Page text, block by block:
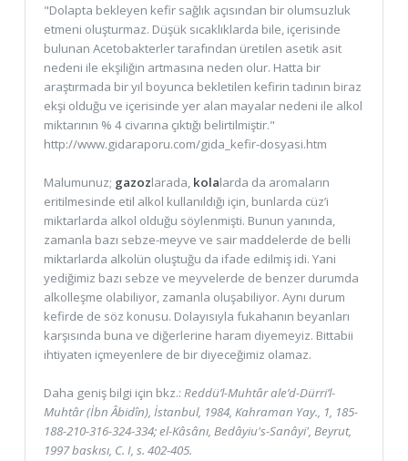
"Dolapta bekleyen kefir sağlık açısından bir olumsuzluk
etmeni oluşturmaz. Düşük sıcaklıklarda bile, içerisinde
bulunan Acetobakterler tarafından üretilen asetik asit
nedeni ile ekşiliğin artmasına neden olur. Hatta bir
araştırmada bir yıl boyunca bekletilen kefirin tadının biraz
ekşi olduğu ve içerisinde yer alan mayalar nedeni ile alkol
miktarının % 4 civarına çıktığı belirtilmiştir."
http://www.gidaraporu.com/gida_kefir-dosyasi.htm
Malumunuz; gazozlarada, kolalarda da aromaların
eritilmesinde etil alkol kullanıldığı için, bunlarda cüz’i
miktarlarda alkol olduğu söylenmişti. Bunun yanında,
zamanla bazı sebze-meyve ve sair maddelerde de belli
miktarlarda alkolün oluştuğu da ifade edilmiş idi. Yani
yediğimiz bazı sebze ve meyvelerde de benzer durumda
alkolleşme olabiliyor, zamanla oluşabiliyor. Aynı durum
kefirde de söz konusu. Dolayısıyla fukahanın beyanları
karşısında buna ve diğerlerine haram diyemeyiz. Bittabii
ihtiyaten içmeyenlere de bir diyeceğimiz olamaz.
Daha geniş bilgi için bkz.: Reddü’l-Muhtâr ale’d-Dürri’l-
Muhtâr (İbn Âbidîn), İstanbul, 1984, Kahraman Yay., 1, 185-
188-210-316-324-334; el-Kâsânı, Bedâyiu's-Sanâyi', Beyrut,
1997 baskısı, C. I, s. 402-405.